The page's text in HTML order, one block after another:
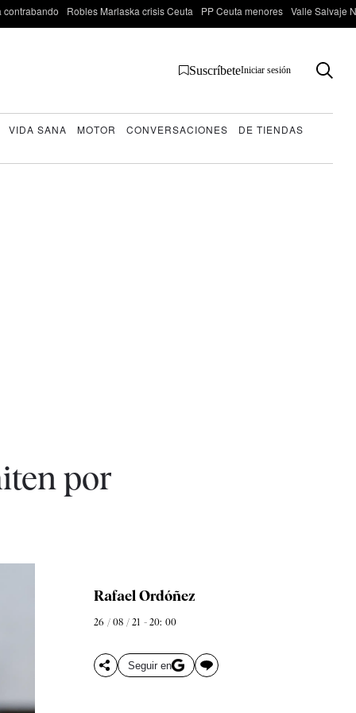
contrabando Robles Marlaska crisis Ceuta PP Ceuta menores Valle Salvaje
SuscríbeteIniciar sesión
VIDA SANA MOTOR CONVERSACIONES DE TIENDAS
por
Rafael Ordóñez
26 / 08 / 21 - 20: 00
Seguir en